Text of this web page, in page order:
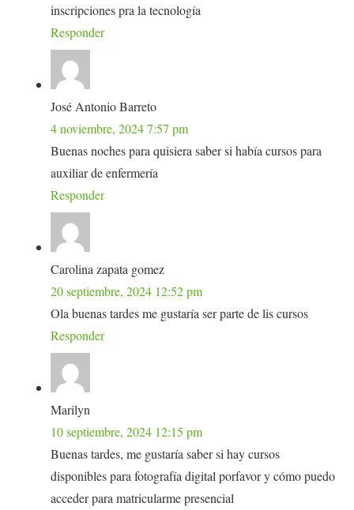
inscripciones pra la tecnología
Responder
José Antonio Barreto
4 noviembre, 2024 7:57 pm
Buenas noches para quisiera saber si había cursos para
auxiliar de enfermería
Responder
Carolina zapata gomez
20 septiembre, 2024 12:52 pm
Ola buenas tardes me gustaría ser parte de lis cursos
Responder
Marilyn
10 septiembre, 2024 12:15 pm
Buenas tardes, me gustaría saber si hay cursos
disponibles para fotografía digital porfavor y cómo puedo
acceder para matricularme presencial